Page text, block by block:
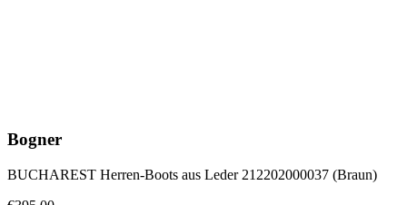
Bogner
BUCHAREST Herren-Boots aus Leder 212202000037 (Braun)